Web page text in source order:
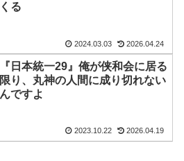
くる
2024.03.03 2026.04.24
『日本統一29』俺が侠和会に居る
限り、丸神の人間に成り切れない
んですよ
2023.10.22 2026.04.19